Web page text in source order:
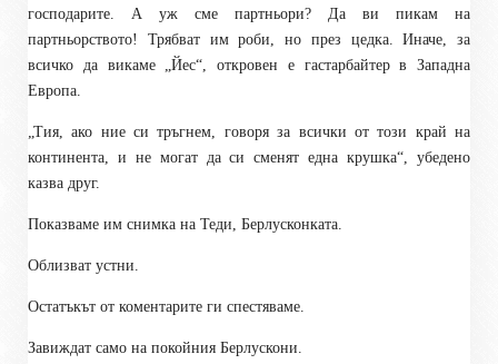
господарите. А уж сме партньори? Да ви пикам на
партньорството! Трябват им роби, но през цедка. Иначе, за
всичко да викаме „Йес“, откровен е гастарбайтер в Западна
Европа.
„Тия, ако ние си тръгнем, говоря за всички от този край на
континента, и не могат да си сменят една крушка“, убедено
казва друг.
Показваме им снимка на Теди, Берлусконката.
Облизват устни.
Остатъкът от коментарите ги спестяваме.
Завиждат само на покойния Берлускони.